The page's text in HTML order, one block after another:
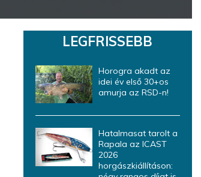
LEGFRISSEBB
Horogra akadt az
idei év első 30+os
amurja az RSD-n!
Hatalmasat tarolt a
Rapala az ICAST
2026
horgászkiállításon: